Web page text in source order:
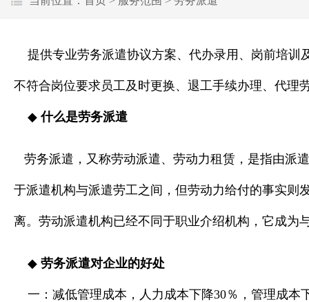
提供专业劳务派遣协议方案、代办录用、岗前培训
不符合岗位要求员工及时更换、退工手续办理、代理
◆ 什么是劳务派遣
劳务派遣，又称劳动派遣、劳动力租赁，是指由派
于派遣机构与派遣劳工之间，但劳动力给付的事实则
离。劳动派遣机构已经不同于职业介绍机构，它成为
◆ 劳务派遣对企业的好处
一：减低管理成本，人力成本下降30％，管理成本